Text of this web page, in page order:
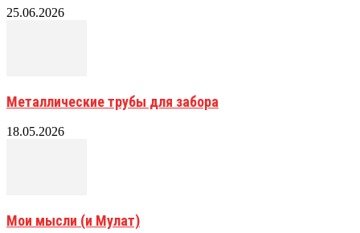
25.06.2026
Металлические трубы для забора
18.05.2026
Мои мысли (и Мулат)